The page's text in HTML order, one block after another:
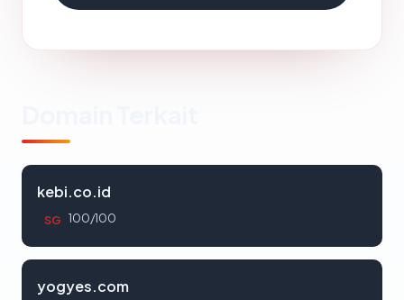
kebi.co.id
SG 100/100
yogyes.com